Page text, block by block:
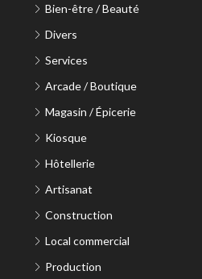
Bien-être / Beauté
Divers
Services
Arcade / Boutique
Magasin / Épicerie
Kiosque
Hôtellerie
Artisanat
Construction
Local commercial
Production